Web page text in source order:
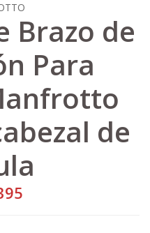
Brazo de
Para
de